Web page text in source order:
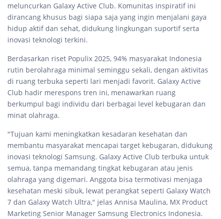
meluncurkan Galaxy Active Club. Komunitas inspiratif ini
dirancang khusus bagi siapa saja yang ingin menjalani gaya
hidup aktif dan sehat, didukung lingkungan suportif serta
inovasi teknologi terkini.
Berdasarkan riset Populix 2025, 94% masyarakat Indonesia
rutin berolahraga minimal seminggu sekali, dengan aktivitas
di ruang terbuka seperti lari menjadi favorit. Galaxy Active
Club hadir merespons tren ini, menawarkan ruang
berkumpul bagi individu dari berbagai level kebugaran dan
minat olahraga.
"Tujuan kami meningkatkan kesadaran kesehatan dan
membantu masyarakat mencapai target kebugaran, didukung
inovasi teknologi Samsung. Galaxy Active Club terbuka untuk
semua, tanpa memandang tingkat kebugaran atau jenis
olahraga yang digemari. Anggota bisa termotivasi menjaga
kesehatan meski sibuk, lewat perangkat seperti Galaxy Watch
7 dan Galaxy Watch Ultra," jelas Annisa Maulina, MX Product
Marketing Senior Manager Samsung Electronics Indonesia.